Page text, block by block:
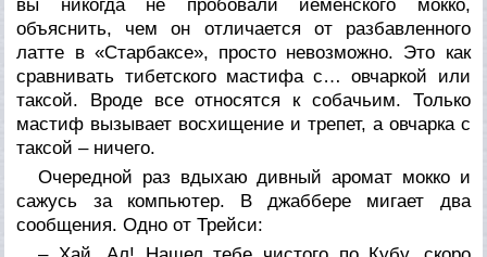
вы никогда не пробовали йеменского мокко,
объяснить, чем он отличается от разбавленного
латте в «Старбаксе», просто невозможно. Это как
сравнивать тибетского мастифа с… овчаркой или
таксой. Вроде все относятся к собачьим. Только
мастиф вызывает восхищение и трепет, а овчарка с
таксой – ничего.
Очередной раз вдыхаю дивный аромат мокко и
сажусь за компьютер. В джаббере мигает два
сообщения. Одно от Трейси: